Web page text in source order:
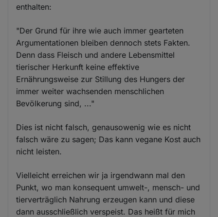
enthalten:
"Der Grund für ihre wie auch immer gearteten
Argumentationen bleiben dennoch stets Fakten.
Denn dass Fleisch und andere Lebensmittel
tierischer Herkunft keine effektive
Ernährungsweise zur Stillung des Hungers der
immer weiter wachsenden menschlichen
Bevölkerung sind, ..."
Dies ist nicht falsch, genausowenig wie es nicht
falsch wäre zu sagen; Das kann vegane Kost auch
nicht leisten.
Vielleicht erreichen wir ja irgendwann mal den
Punkt, wo man konsequent umwelt-, mensch- und
tierverträglich Nahrung erzeugen kann und diese
dann ausschließlich verspeist. Das heißt für mich